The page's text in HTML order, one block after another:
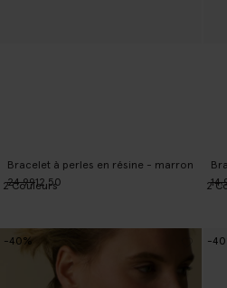
Bracelet à perles en résine - marron
24.9912.50
2Couleurs 2
-40% -